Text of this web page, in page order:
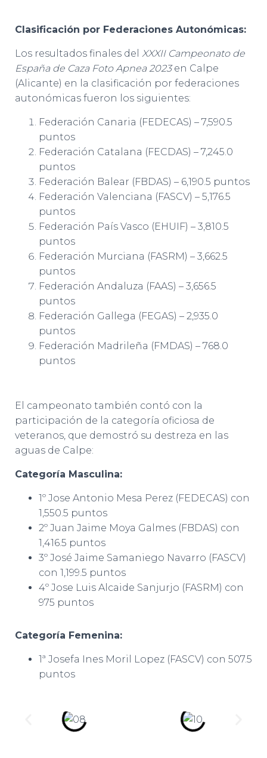
Clasificación por Federaciones Autonómicas:
Los resultados finales del XXXII Campeonato de
España de Caza Foto Apnea 2023en Calpe
(Alicante) en la clasificación por federaciones
autonómicas fueron los siguientes:
Federación Canaria (FEDECAS) – 7,590.5
puntos
Federación Catalana (FECDAS) – 7,245.0
puntos
Federación Balear (FBDAS) – 6,190.5 puntos
Federación Valenciana (FASCV) – 5,176.5
puntos
Federación País Vasco (EHUIF) – 3,810.5
puntos
Federación Murciana (FASRM) – 3,662.5
puntos
Federación Andaluza (FAAS) – 3,656.5
puntos
Federación Gallega (FEGAS) – 2,935.0
puntos
Federación Madrileña (FMDAS) – 768.0
puntos
El campeonato también contó con la
participación de la categoría oficiosa de
veteranos, que demostró su destreza en las
aguas de Calpe:
Categoría Masculina:
1º Jose Antonio Mesa Perez (FEDECAS) con
1,550.5 puntos
2º Juan Jaime Moya Galmes (FBDAS) con
1,416.5 puntos
3º José Jaime Samaniego Navarro (FASCV)
con 1,199.5 puntos
4º Jose Luis Alcaide Sanjurjo (FASRM) con
975 puntos
Categoría Femenina:
1ª Josefa Ines Moril Lopez (FASCV) con 507.5
puntos